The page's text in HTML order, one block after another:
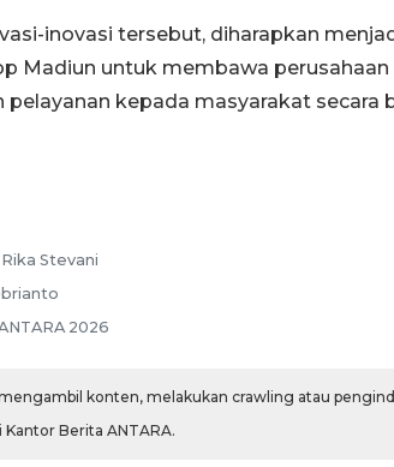
inovasi tersebut, diharapkan
Madiun untuk membawa
pelayanan kepada masyarakat secara
Stevani
2026
konten, melakukan crawling atau
Berita ANTARA.